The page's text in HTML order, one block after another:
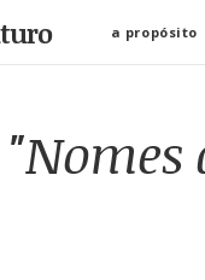
a propósito
"Nomes